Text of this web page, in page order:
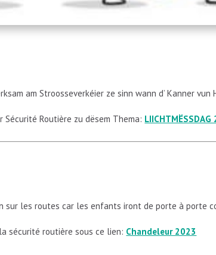
am Stroosseverkéier ze sinn wann d’ Kanner vun
Sécurité Routière zu dësem Thema: LIICHTMËSSDAG
les routes car les enfants iront de porte à porte
sécurité routière sous ce lien: Chandeleur 2023